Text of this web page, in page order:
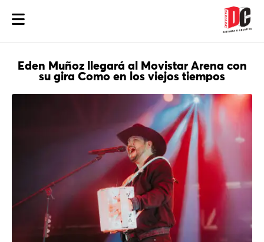
Eden Muñoz llegará al Movistar Arena con
su gira Como en los viejos tiempos